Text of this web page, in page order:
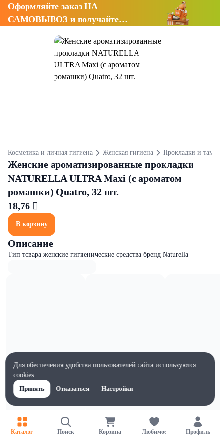
Оформляйте заказ НА
САМОВЫВОЗ и получайте
Косметика и личная гигиена Женская гигиена Прокладки и
Женские ароматизированные прокладки
NATURELLA ULTRA Maxi (с ароматом
ромашки) Quatro, 32 шт.
18,76 
В корзину
Описание
Тип товара женские гигиенические средства бренд Naturella
Характеристики
Ширина, мм
Каталог Поиск Корзина Любимое Профиль
Для обеспечения удобства пользователей сайта используются
cookies
Принять
Отказаться Настройки